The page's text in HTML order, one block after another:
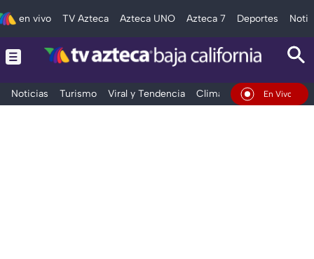
en vivo TV Azteca Azteca UNO Azteca 7 Deportes
Noticias Turismo Viral y Tendencia Clima DeportesEn Vivo